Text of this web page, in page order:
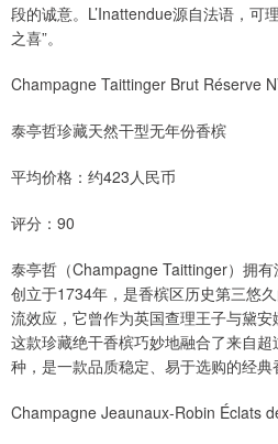
段的诚意。L’Inattendue源自法语，可
之喜”。
Champagne Taittinger Brut Réserve
泰亭哲珍藏天然干型无年份香槟
平均价格：约423人民币
评分：90
泰亭哲（Champagne Taittinger）拥
创立于1734年，是香槟区历史第三悠
流效应，它曾作为英国查理王子与黛安
这款珍藏绝干香槟巧妙地融合了来自
种，是一款品质稳定、易于选购的经典
Champagne Jeaunaux-Robin Éclats